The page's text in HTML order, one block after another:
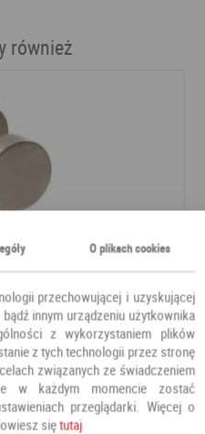
również
Klamka GAŁKO GAŁKA stal nierdzewna okrągła
O plikach cookies
przechowującej i uzyskującej
innym urządzeniu użytkownika
z wykorzystaniem plików
z tych technologii przez stronę
związanych ze świadczeniem
w każdym momencie zostać
przeglądarki. Więcej o
siętutaj